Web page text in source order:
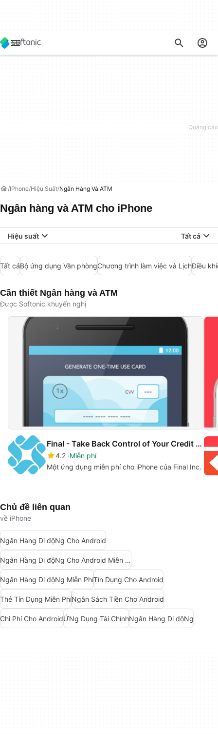
IPhone Hiệu Suất Ngân Hàng Và ATM
Ngân hàng và ATM cho iPhone
Hiệu suất Tất cả
Tất cảBộ ứng dụng Văn phòngChương trình làm việc và LịchĐiều
Cần thiết Ngân hàng và ATM
Được Softonic khuyến nghị
Final - Take Back Control of Your Credit Card
4.2 Miễn phí
Một ứng dụng miễn phí cho iPhone của Final Inc.
Chủ đề liên quan
về iPhone
Ngân Hàng Di độNg Cho Android
Ngân Hàng Di độNg Cho Android Miễn Phí
Ngân Hàng Di độNg Miễn PhíTín Dụng Cho Android
Thẻ Tín Dụng Miễn PhíNgân Sách Tiền Cho Android
Chi Phí Cho AndroidỨNg Dụng Tài ChínhNgân Hàng Di độNg